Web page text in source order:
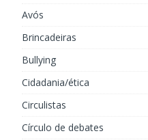
Avós
Brincadeiras
Bullying
Cidadania/ética
Circulistas
Círculo de debates